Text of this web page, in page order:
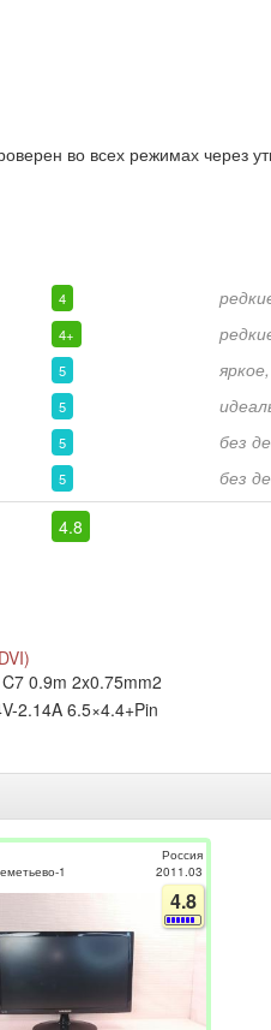
во всех режимах через
4
4+
5
5
5
без
5 без
4.8
0.9m 2x0.75mm2
2.14A 6.5×4.4+Pin
1
Россия
2011.03
4.8